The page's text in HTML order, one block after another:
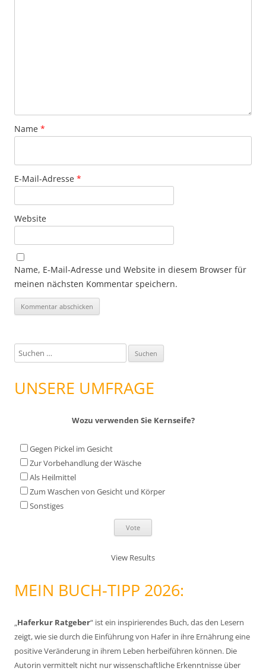
Name *
E-Mail-Adresse *
Website
Name, E-Mail-Adresse und Website in diesem Browser für
meinen nächsten Kommentar speichern.
u
h
UNSERE UMFRAGE
Wozu verwenden Sie Kernseife?
Gegen Pickel im Gesicht
Zur Vorbehandlung der Wäsche
Als Heilmittel
Zum Waschen von Gesicht und Körper
Sonstiges
View Results
MEIN BUCH-TIPP 2026:
Haferkur Ratgeber“ ist ein inspirierendes Buch, das den Lesern
zeigt, wie sie durch die Einführung von Hafer in ihre Ernährung eine
positive Veränderung in ihrem Leben herbeiführen können. Die
Autorin vermittelt nicht nur wissenschaftliche Erkenntnisse über